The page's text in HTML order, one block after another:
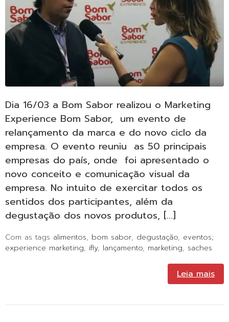
Dia 16/03 a Bom Sabor realizou o Marketing
Experience Bom Sabor, um evento de
relançamento da marca e do novo ciclo da
empresa. O evento reuniu as 50 principais
empresas do país, onde foi apresentado o
novo conceito e comunicação visual da
empresa. No intuito de exercitar todos os
sentidos dos participantes, além da
degustação dos novos produtos, […]
Com as tags alimentos, bom sabor, degustação, eventos;
experience marketing, ifly, lançamento, marketing, saches
Leia mais